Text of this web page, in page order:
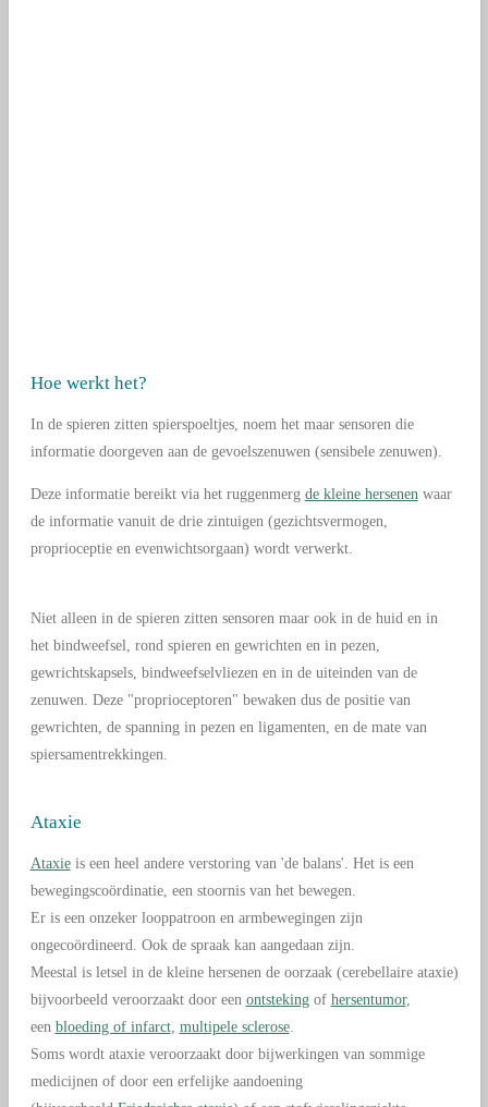
Hoe werkt het?
In de spieren zitten spierspoeltjes, noem het maar sensoren die
informatie doorgeven aan de gevoelszenuwen (sensibele zenuwen).
Deze informatie bereikt via het ruggenmerg de kleine hersenenwaar
de informatie vanuit de drie zintuigen (gezichtsvermogen,
proprioceptie en evenwichtsorgaan) wordt verwerkt.
Niet alleen in de spieren zitten sensoren maar ook in de huid en in
het bindweefsel, rond spieren en gewrichten en in pezen,
gewrichtskapsels, bindweefselvliezen en in de uiteinden van de
zenuwen. Deze "proprioceptoren" bewaken dus de positie van
gewrichten, de spanning in pezen en ligamenten, en de mate van
spiersamentrekkingen.
Ataxie
Ataxieis een heel andere verstoring van 'de balans'. Het is een
bewegingscoördinatie, een stoornis van het bewegen.
Er is een onzeker looppatroon en armbewegingen zijn
ongecoördineerd. Ook de spraak kan aangedaan zijn.
Meestal is letsel in de kleine hersenen de oorzaak (cerebellaire ataxie)
bijvoorbeeld veroorzaakt door een ontstekingof hersentumor,
een bloeding of infarct, multipele sclerose.
Soms wordt ataxie veroorzaakt door bijwerkingen van sommige
medicijnen of door een erfelijke aandoening